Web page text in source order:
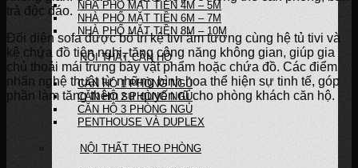
NHÀ PHỐ MẶT TIỀN 4M – 5M
NHÀ PHỐ MẶT TIỀN 6M – 7M
NHÀ PHỐ MẶT TIỀN 8M – 10M
NỘI THẤT CĂN HỘ
CĂN HỘ 1 PHÒNG NGỦ
CĂN HỘ 2 PHÒNG NGỦ
CĂN HỘ 3 PHÒNG NGỦ
PENTHOUSE VÀ DUPLEX
NỘI THẤT THEO PHÒNG
trà độc đáo.
Đối diện sofa được bố trí kệ tivi âm tường cùng hệ tủ tivi và
kệ chứa đồ tiện nghi, tăng công năng không gian, giúp gia
chủ thoải mái trưng bày vật phẩm hoặc chứa đồ. Các điểm
nhấn nghệ thuật từ những bình hoa thể hiện sự tinh tế, góp
phần làm tăng thêm sự quyến rũ cho phòng khách căn hộ.